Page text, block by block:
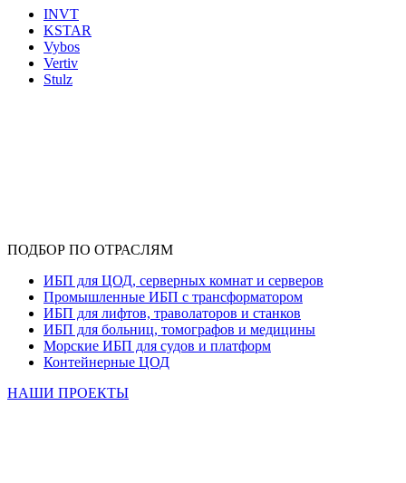
INVT
KSTAR
Vybos
Vertiv
Stulz
ПОДБОР ПО ОТРАСЛЯМ
ИБП для ЦОД, серверных комнат и серверов
Промышленные ИБП с трансформатором
ИБП для лифтов, траволаторов и станков
ИБП для больниц, томографов и медицины
Морские ИБП для судов и платформ
Контейнерные ЦОД
НАШИ ПРОЕКТЫ